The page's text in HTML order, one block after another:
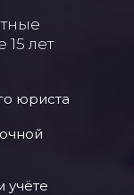
юриста
лет
учёте